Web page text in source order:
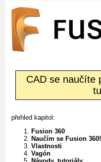
CAD se naučíte
přehled kapitol:
Fusion 360
Naučím se Fusion 360!
Vlastnosti
Vagón